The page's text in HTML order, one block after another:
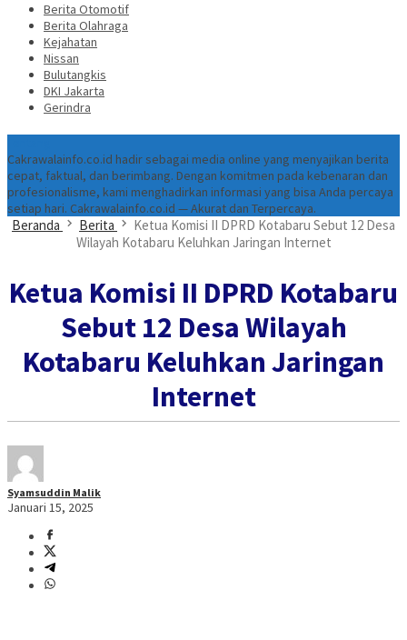
Berita Otomotif
Berita Olahraga
Kejahatan
Nissan
Bulutangkis
DKI Jakarta
Gerindra
Cakrawalainfo.co.id hadir sebagai media online yang menyajikan berita
cepat, faktual, dan berimbang. Dengan komitmen pada kebenaran dan
profesionalisme, kami menghadirkan informasi yang bisa Anda percaya
setiap hari. Cakrawalainfo.co.id — Akurat dan Terpercaya.
Beranda Berita
Ketua Komisi II DPRD Kotabaru Sebut 12 Desa
Wilayah Kotabaru Keluhkan Jaringan Internet
Ketua Komisi II DPRD Kotabaru
Sebut 12 Desa Wilayah
Kotabaru Keluhkan Jaringan
Internet
Syamsuddin Malik
Januari 15, 2025